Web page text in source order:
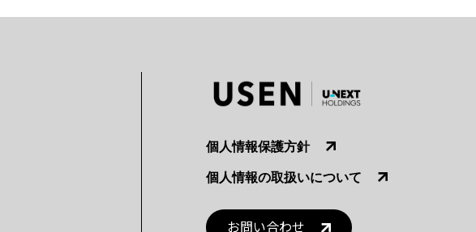
個人情報保護方針
個人情報の取扱いについて
お問い合わせ